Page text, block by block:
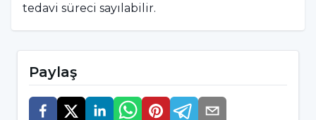
tedavi süreci sayılabilir.
Sedasyon Nasıl Uygulanır?
Sedasyon, tıbbi prosedürler sırasında hastaların
rahatlamasını ve streslerinin azaltılmasını
Paylaş